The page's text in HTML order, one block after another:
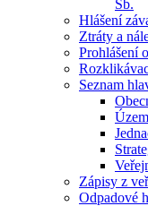
Sb.
Hlášení
Ztráty a
Prohlášení
Seznam
Zápisy z
Odpadové